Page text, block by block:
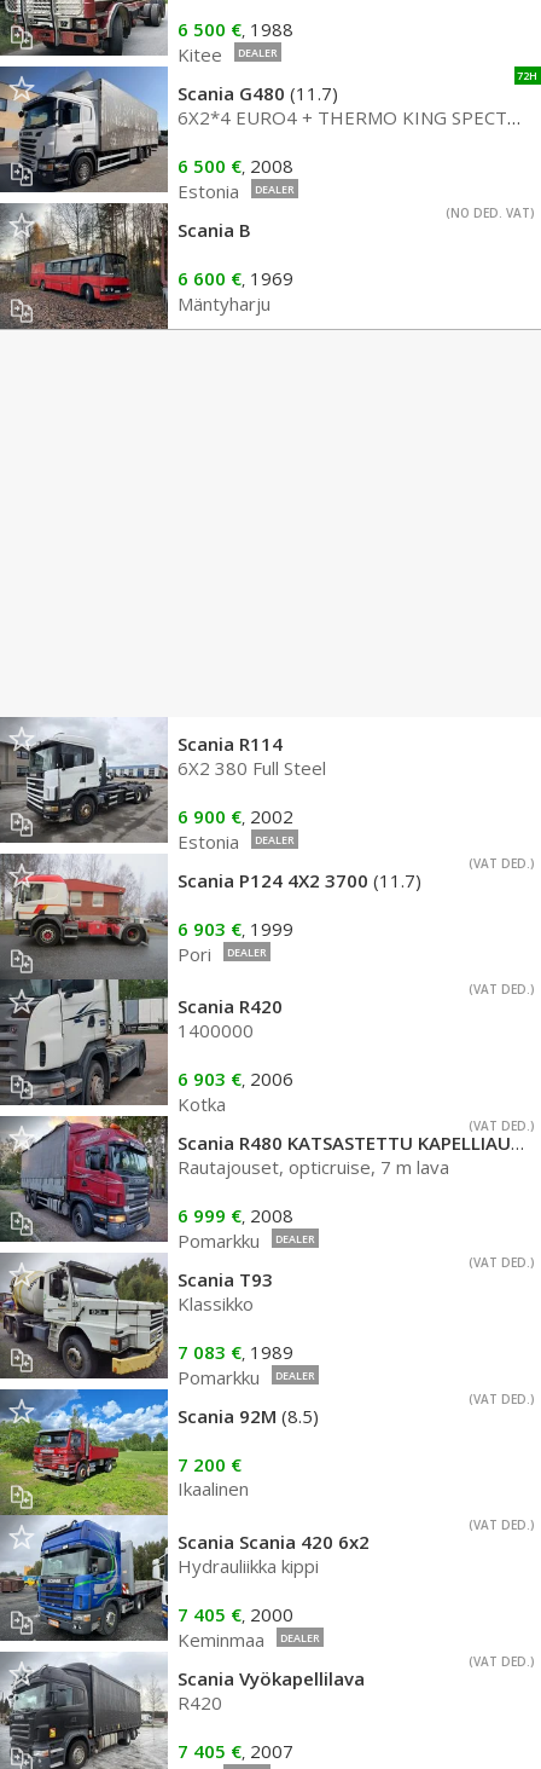
6 500 €, 1988
Kitee
DEALER
72H
Scania G480 (11.7)
6X2*4 EURO4 + THERMO KING SPECTRUM + RETARDER
6 500 €, 2008
Estonia
DEALER
(NO DED. VAT)
Scania B
6 600 €, 1969
Mäntyharju
Scania R114
6X2 380 Full Steel
6 900 €, 2002
Estonia
DEALER
(VAT DED.)
Scania P124 4X2 3700 (11.7)
6 903 €, 1999
Pori
DEALER
(VAT DED.)
Scania R420
1400000
6 903 €, 2006
Kotka
(VAT DED.)
Scania R480 KATSASTETTU KAPELLIAUTO
Rautajouset, opticruise, 7 m lava
6 999 €, 2008
Pomarkku
DEALER
(VAT DED.)
Scania T93
Klassikko
7 083 €, 1989
Pomarkku
DEALER
(VAT DED.)
Scania 92M (8.5)
7 200 €
Ikaalinen
(VAT DED.)
Scania Scania 420 6x2
Hydrauliikka kippi
7 405 €, 2000
Keminmaa
DEALER
(VAT DED.)
Scania Vyökapellilava
R420
7 405 €, 2007